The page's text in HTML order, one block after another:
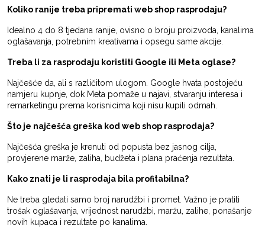
Koliko ranije treba pripremati web shop rasprodaju?
Idealno 4 do 8 tjedana ranije, ovisno o broju proizvoda, kanalima
oglašavanja, potrebnim kreativama i opsegu same akcije.
Treba li za rasprodaju koristiti Google ili Meta oglase?
Najčešće da, ali s različitom ulogom. Google hvata postojeću
namjeru kupnje, dok Meta pomaže u najavi, stvaranju interesa i
remarketingu prema korisnicima koji nisu kupili odmah.
Što je najčešća greška kod web shop rasprodaja?
Najčešća greška je krenuti od popusta bez jasnog cilja,
provjerene marže, zaliha, budžeta i plana praćenja rezultata.
Kako znati je li rasprodaja bila profitabilna?
Ne treba gledati samo broj narudžbi i promet. Važno je pratiti
trošak oglašavanja, vrijednost narudžbi, maržu, zalihe, ponašanje
novih kupaca i rezultate po kanalima.